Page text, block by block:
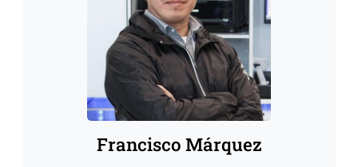
Francisco Márquez